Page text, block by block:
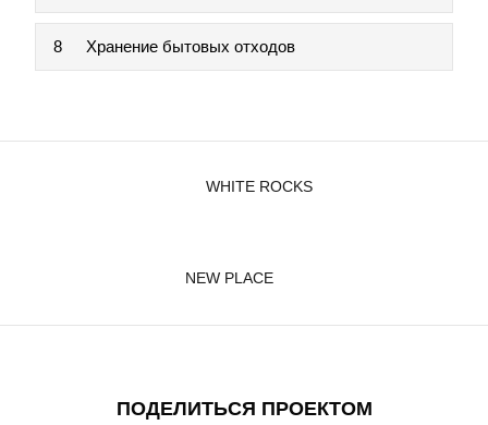
8 Хранение бытовых отходов
WHITE ROCKS
NEW PLACE
ПОДЕЛИТЬСЯ ПРОЕКТОМ